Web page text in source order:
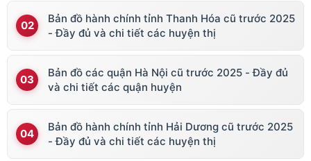
Bản đồ hành chính tỉnh Thanh Hóa cũ trước 2025
- Đầy đủ và chi tiết các huyện thị
Bản đồ các quận Hà Nội cũ trước 2025 - Đầy đủ
và chi tiết các quận huyện
Bản đồ hành chính tỉnh Hải Dương cũ trước 2025
- Đầy đủ và chi tiết các huyện thị